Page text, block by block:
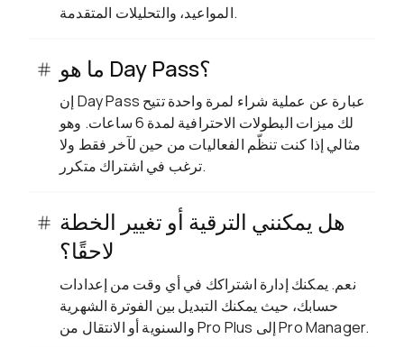
المواعيد، والتحليلات المتقدمة.
ما هو Day Pass؟
إن Day Pass عبارة عن عملية شراء لمرة واحدة تتيح
لك ميزات البطولات الاحترافية لمدة 6 ساعات. وهو
مثالي إذا كنت تنظّم الفعاليات من حين لآخر فقط ولا
ترغب في اشتراك متكرر.
هل يمكنني الترقية أو تغيير الخطة
لاحقًا؟
نعم. يمكنك إدارة اشتراكك في أي وقت من إعدادات
حسابك، حيث يمكنك التبديل بين الفوترة الشهرية
والسنوية أو الانتقال من Pro Plus إلى Pro Manager.